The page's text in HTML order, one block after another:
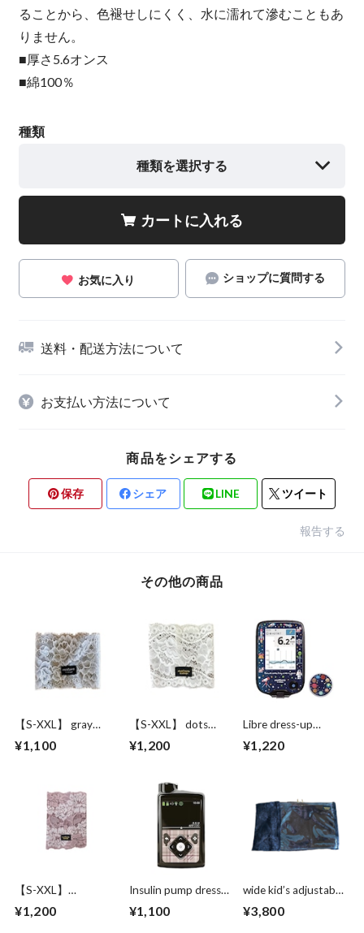
ることから、色褪せしにくく、水に濡れて滲むこともあ
りません。
■厚さ5.6オンス
■綿100％
種類
種類を選択する
カートに入れる
お気に入り ショップに質問する
送料・配送方法について
お支払い方法について
商品をシェアする
保存 シェア LINE ツイート
報告する
その他の商品
【S-XXL】 gray
¥1,100
【S-XXL】 dots
¥1,200
Libre dress-up
¥1,220
【S-XXL】
¥1,200
Insulin pump dress
calming&relaxing
¥1,100
wide kid’s adjustable
イドサポーター ブ
¥3,800